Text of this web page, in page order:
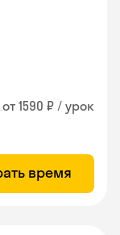
от 1590 ₽ / урок
время